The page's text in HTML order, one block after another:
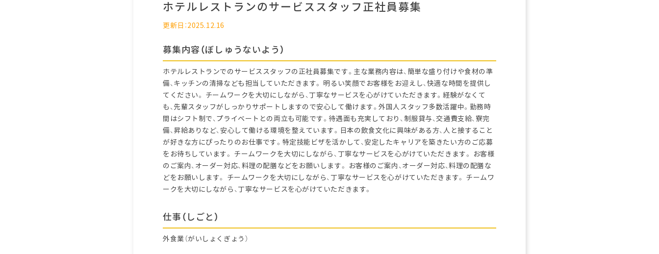
ホテルレストランのサービススタッフ正社員募集
更新日：2025.12.16
募集内容（ぼしゅうないよう）
ホテルレストランでのサービススタッフの正社員募集です。主な業務内容は、簡単な盛り付けや食材の準
備、キッチンの清掃なども担当していただきます。 明るい笑顔でお客様をお迎えし、快適な時間を提供し
てください。 チームワークを大切にしながら、丁寧なサービスを心がけていただきます。経験がなくて
も、先輩スタッフがしっかりサポートしますので安心して働けます。外国人スタッフ多数活躍中。勤務時
間はシフト制で、プライベートとの両立も可能です。待遇面も充実しており、制服貸与、交通費支給、寮完
備、昇給ありなど、安心して働ける環境を整えています。日本の飲食文化に興味がある方、人と接すること
が好きな方にぴったりのお仕事です。特定技能ビザを活かして、安定したキャリアを築きたい方のご応募
をお待ちしています。 チームワークを大切にしながら、丁寧なサービスを心がけていただきます。 お客様
のご案内、オーダー対応、料理の配膳などをお願いします。 お客様のご案内、オーダー対応、料理の配膳な
どをお願いします。 チームワークを大切にしながら、丁寧なサービスを心がけていただきます。 チームワ
ークを大切にしながら、丁寧なサービスを心がけていただきます。
仕事（しごと）
外食業（がいしょくぎょう）